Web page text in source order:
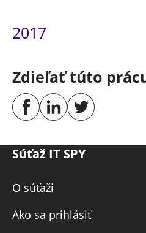
2017
Zdieľať túto
Súťaž IT SPY
O súťaži
Ako sa prihlásiť